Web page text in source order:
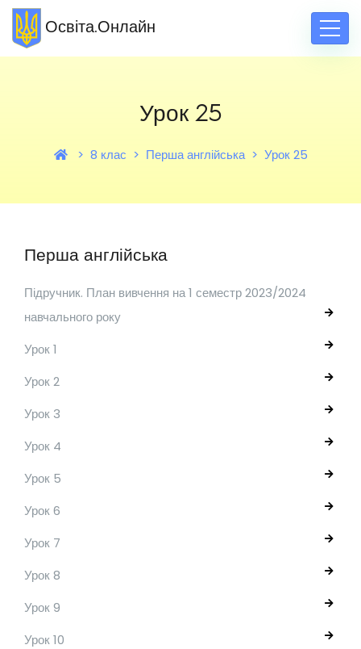
Освіта.Онлайн
Урок 25
8 клас Перша англійська Урок 25
Перша англійська
Підручник. План вивчення на 1 семестр 2023/2024
навчального року
Урок 1
Урок 2
Урок 3
Урок 4
Урок 5
Урок 6
Урок 7
Урок 8
Урок 9
Урок 10